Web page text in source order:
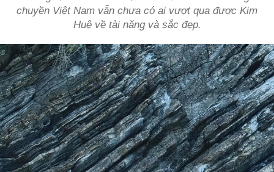
chuyền Việt Nam vẫn chưa có ai vượt qua được Kim
Huệ về tài năng và sắc đẹp.